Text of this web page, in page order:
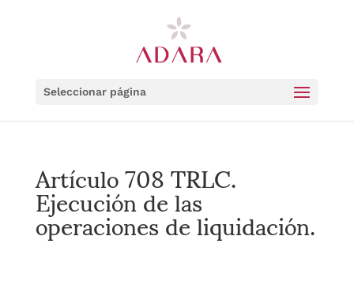
Seleccionar página
Artículo 708 TRLC.
Ejecución de las
operaciones de liquidación.